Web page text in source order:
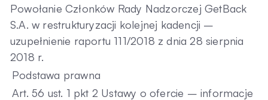
Aktualności
Kontakt
Powołanie Członków Rady Nadzorczej GetBack
S.A. w restrukturyzacji kolejnej kadencji –
uzupełnienie raportu 111/2018 z dnia 28 sierpnia
2018 r.
Podstawa prawna
Art. 56 ust. 1 pkt 2 Ustawy o ofercie – informacje